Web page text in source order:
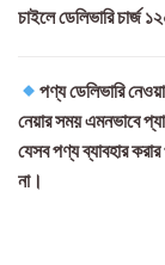
চাইলে ডেলিভারি চার্জ
পণ্য ডেলিভারি
নেয়ার সময় এমনভাবে
যেসব পণ্য ব্যাবহার করার
না।